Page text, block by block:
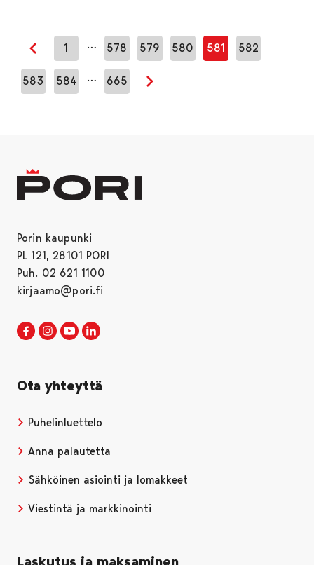
Edellinen sivu
1 … 578 579 580 581 582
583 584 … 665
Seuraava sivu
Porin kaupunki
PL 121, 28101 PORI
Puh. 02 621 1100
kirjaamo@pori.fi
Porin kaupunki Facebookissa
Avautuu uudessa välilehdessä
Porin kaupunki Instagramissa
Avautuu uudessa välilehdessä
Porin kaupunki Youtubessa
Avautuu uudessa välilehdessä
Ota yhteyttä
Puhelinluettelo
Anna palautetta
Sähköinen asiointi ja lomakkeet
Viestintä ja markkinointi
Laskutus ja maksaminen